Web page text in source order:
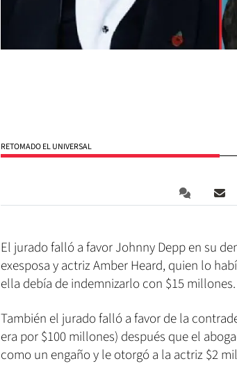
RETOMADO EL UNIVERSAL
El jurado falló a favor Johnny Depp en su
exesposa y actriz Amber Heard, quien lo
ella debía de indemnizarlo con $15 millones.
También el jurado falló a favor de la
era por $100 millones) después que el
como un engaño y le otorgó a la actriz $2